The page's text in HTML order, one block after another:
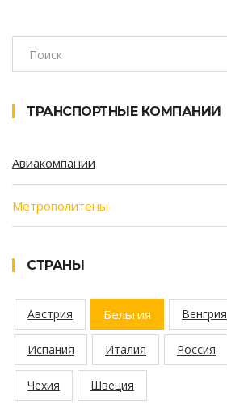
ТРАНСПОРТНЫЕ КОМПАНИИ
Авиакомпании
Метрополитены
СТРАНЫ
Австрия Бельгия Венгрия
Испания Италия Россия
Чехия Швеция